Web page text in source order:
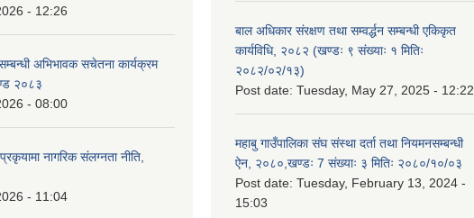
- 12:26
अभिभावक सचेतना कार्यक्रम
२०८३
- 08:00
नागरिक संलग्नता नीति,
- 11:04
बाल अधिकार संरक्षण तथा सम्वर्द्धन सम्बन्धी एकिकृत
कार्यविधि, २०८२ (खण्डः ९ संख्याः १ मितिः
२०८२/०२/१३)
Post date: Tuesday, May 27, 2025 - 12:22
महाबु गाउँपालिका संघ संस्था दर्ता तथा नियमनसम्बन्धी
ऐन, २०८०,खण्डः 7 संख्याः ३ मितिः २०८०/१०/०३
Post date: Tuesday, February 13, 2024 -
15:03